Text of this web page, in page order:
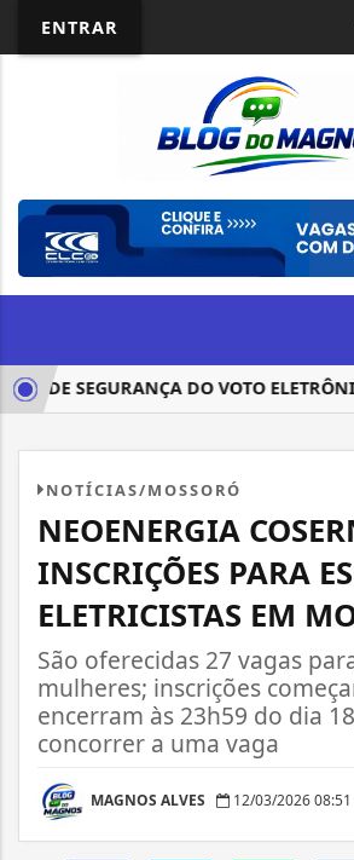
ENTRAR
SEGURANÇA DO VOTO ELETRÔNICO
NOTÍCIAS/MOSSORÓ
NEOENERGIA
INSCRIÇÕES PARA
ELETRICISTAS EM
São oferecidas 27 vagas
mulheres; inscrições
encerram às 23h59 do dia
concorrer a uma vaga
MAGNOS ALVES 12/03/2026 08:51